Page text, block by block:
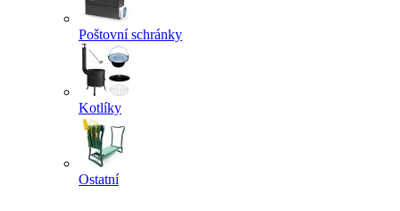
Poštovní schránky
Kotlíky
Ostatní